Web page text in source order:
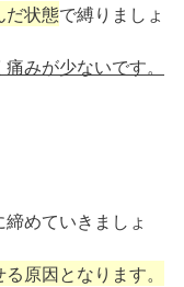
だ状態で縛りましょ
みが少ないです。
めていきましょ
原因となります。